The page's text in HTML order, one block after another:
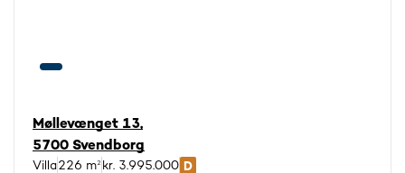
Møllevænget 13,
5700 Svendborg
Villa226 m² kr. 3.995.000